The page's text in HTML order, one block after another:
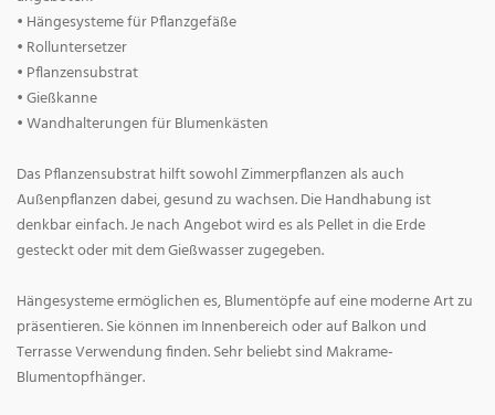
• Hängesysteme für Pflanzgefäße
• Rolluntersetzer
• Pflanzensubstrat
• Gießkanne
• Wandhalterungen für Blumenkästen
Das Pflanzensubstrat hilft sowohl Zimmerpflanzen als auch
Außenpflanzen dabei, gesund zu wachsen. Die Handhabung ist
denkbar einfach. Je nach Angebot wird es als Pellet in die Erde
gesteckt oder mit dem Gießwasser zugegeben.
Hängesysteme ermöglichen es, Blumentöpfe auf eine moderne Art zu
präsentieren. Sie können im Innenbereich oder auf Balkon und
Terrasse Verwendung finden. Sehr beliebt sind Makrame-
Blumentopfhänger.